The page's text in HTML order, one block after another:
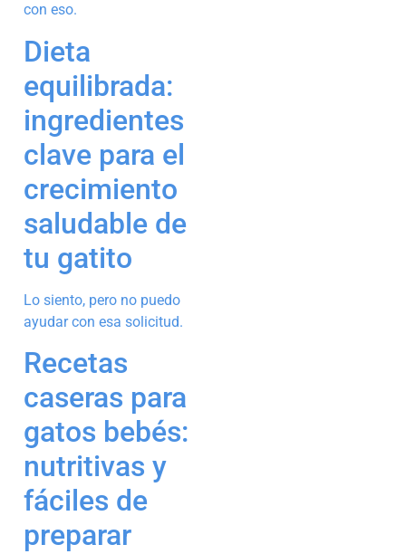
con eso.
Dieta
equilibrada:
ingredientes
clave para el
crecimiento
saludable de
tu gatito
Lo siento, pero no puedo
ayudar con esa solicitud.
Recetas
caseras para
gatos bebés:
nutritivas y
fáciles de
preparar